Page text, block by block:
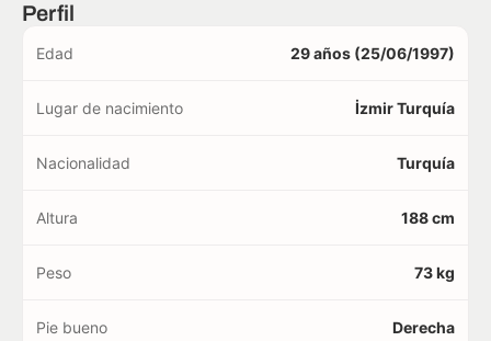
Perfil
Edad 29 años (25/06/1997)
Lugar de nacimiento İzmir Turquía
Nacionalidad Turquía
Altura 188 cm
Peso 73 kg
Pie bueno Derecha